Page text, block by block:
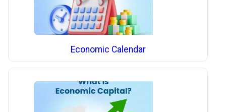
Economic Calendar